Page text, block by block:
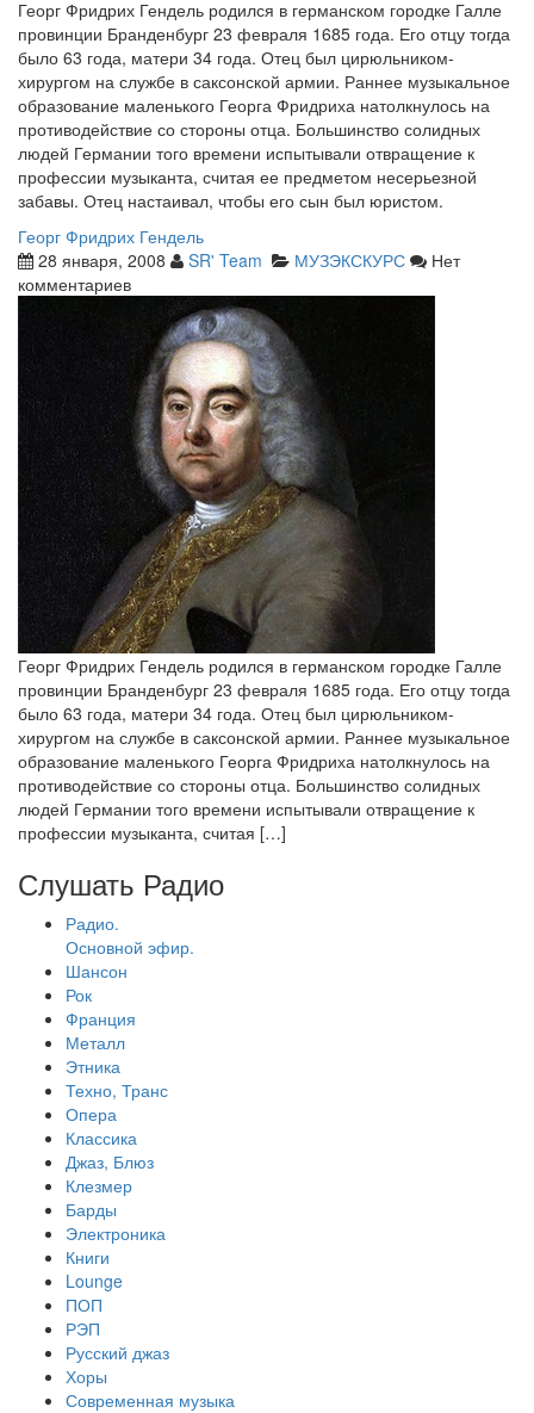
Георг Фридрих Гендель родился в германском городке Галле
провинции Бранденбург 23 февраля 1685 года. Его отцу тогда
было 63 года, матери 34 года. Отец был цирюльником-
хирургом на службе в саксонской армии. Раннее музыкальное
образование маленького Георга Фридриха натолкнулось на
противодействие со стороны отца. Большинство солидных
людей Германии того времени испытывали отвращение к
профессии музыканта, считая ее предметом несерьезной
забавы. Отец настаивал, чтобы его сын был юристом.
Георг Фридрих Гендель
28 января, 2008
SR' Team МУЗЭКСКУРС
Нет
комментариев
Георг Фридрих Гендель родился в германском городке Галле
провинции Бранденбург 23 февраля 1685 года. Его отцу тогда
было 63 года, матери 34 года. Отец был цирюльником-
хирургом на службе в саксонской армии. Раннее музыкальное
образование маленького Георга Фридриха натолкнулось на
противодействие со стороны отца. Большинство солидных
людей Германии того времени испытывали отвращение к
профессии музыканта, считая […]
Слушать Радио
Радио.
Основной эфир.
Шансон
Рок
Франция
Металл
Этника
Техно, Транс
Опера
Классика
Джаз, Блюз
Клезмер
Барды
Электроника
Книги
Lounge
ПОП
РЭП
Русский джаз
Хоры
Современная музыка